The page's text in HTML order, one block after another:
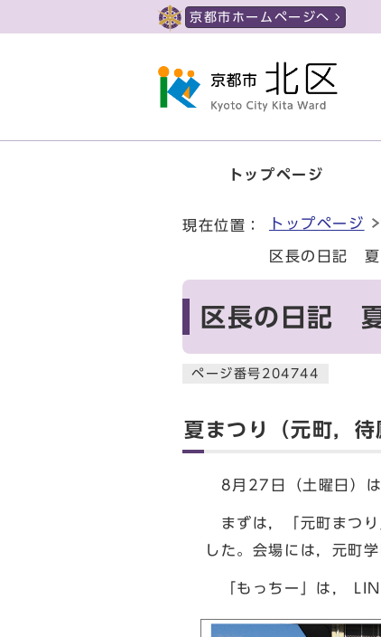
京都市ホームページへ
トップページ
現在位置： トップページ
区長の日記 夏
区長の日記
ページ番号204744
夏まつり（元町，待
8月27日（土曜日）は
まずは，「元町まつり
した。会場には，元町
「もっちー」は，